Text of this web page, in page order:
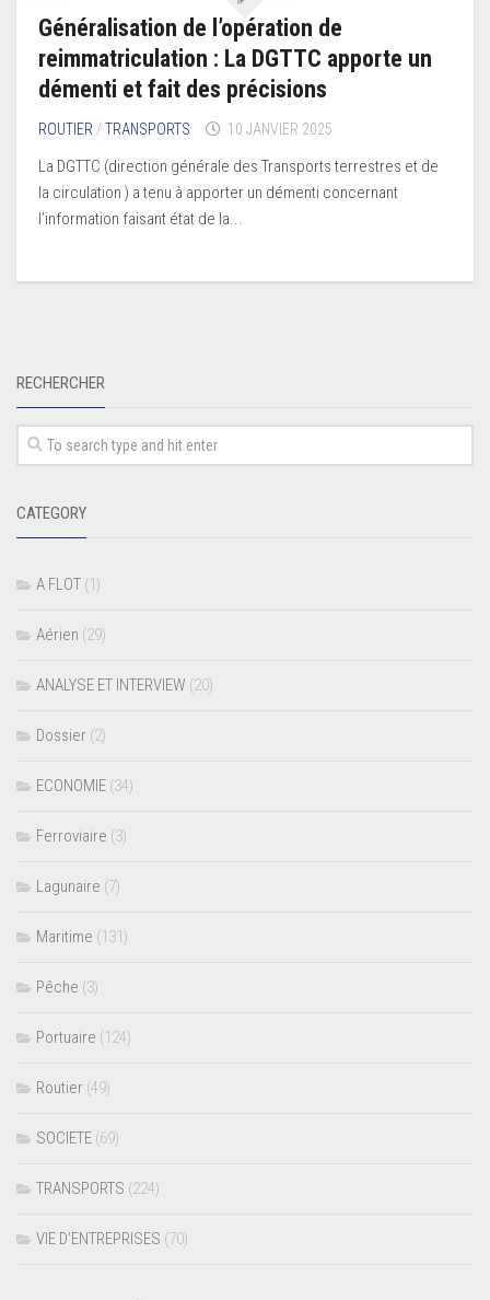
Généralisation de l’opération de
reimmatriculation : La DGTTC apporte un
démenti et fait des précisions
ROUTIER /TRANSPORTS 10 JANVIER 2025
La DGTTC (direction générale des Transports terrestres et de
la circulation ) a tenu à apporter un démenti concernant
l’information faisant état de la...
RECHERCHER
CATEGORY
A FLOT (1)
Aérien (29)
ANALYSE ET INTERVIEW (20)
Dossier (2)
ECONOMIE (34)
Ferroviaire (3)
Lagunaire (7)
Maritime (131)
Pêche (3)
Portuaire (124)
Routier (49)
SOCIETE (69)
TRANSPORTS (224)
VIE D’ENTREPRISES (70)